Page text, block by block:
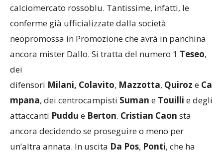
MORAZZONE – E’ partito con il botto il
calciomercato rossoblu. Tantissime, infatti, le
conferme già ufficializzate dalla società
neopromossa in Promozione che avrà in panchina
ancora mister Dallo. Si tratta del numero 1
dei
difensoriMilani,Colavito, Mazzotta,QuirozeCa
mpana, dei centrocampisti SumaneTouillie degli
attaccantiPuddueBerton.Cristian Caonsta
ancora decidendo se proseguire o meno per